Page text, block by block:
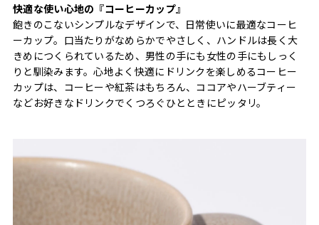
快適な使い心地の『コーヒーカップ』
飽きのこないシンプルなデザインで、日常使いに最適なコーヒ
ーカップ。口当たりがなめらかでやさしく、ハンドルは長く大
きめにつくられているため、男性の手にも女性の手にもしっく
りと馴染みます。心地よく快適にドリンクを楽しめるコーヒー
カップは、コーヒーや紅茶はもちろん、ココアやハーブティー
などお好きなドリンクでくつろぐひとときにピッタリ。